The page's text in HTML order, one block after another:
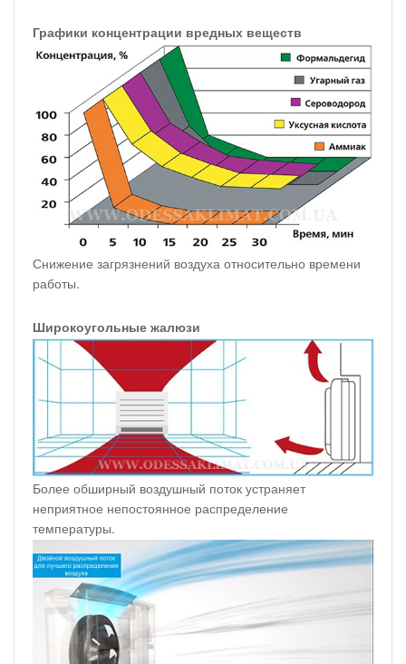
Графики концентрации вредных веществ
Снижение загрязнений воздуха относительно времени
работы.
Широкоугольные жалюзи
Более обширный воздушный поток устраняет
неприятное непостоянное распределение
температуры.